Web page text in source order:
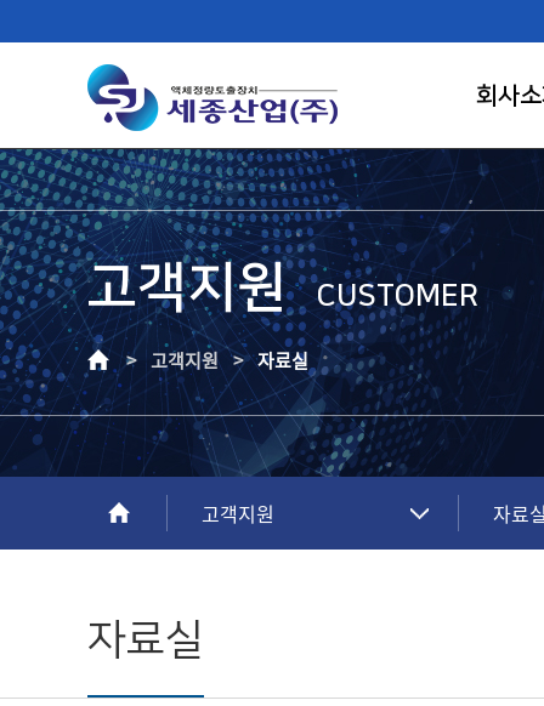
회사
FIRST RANK OF LIQUID CONTROL
SAEJONG IND.
고객이 신뢰하는 기업, 고객만족의 가치를
창조하는 건실한 기업으로 성장하겠습니다.
고객지원 CUSTOMER
> 고객지원 >자료실
고객지원 자료
자료실